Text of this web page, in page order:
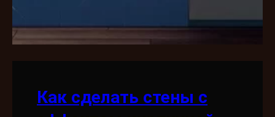
Как сделать стены с